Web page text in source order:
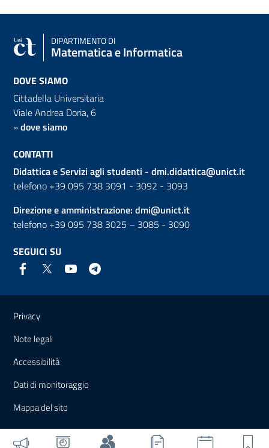
DIPARTIMENTO DI
Matematica e Informatica
DOVE SIAMO
Cittadella Universitaria
Viale Andrea Doria, 6
»dove siamo
CONTATTI
Didattica e Servizi agli studenti - dmi.didattica@unict.it
telefono +39 095 738 3091 - 3092 - 3093
Direzione e amministrazione: dmi@unict.it
telefono +39 095 738 3025 – 3085 - 3090
SEGUICI SU
Link e informazioni utili
Privacy
Note legali
Accessibilità
Dati di monitoraggio
Mappa del sito